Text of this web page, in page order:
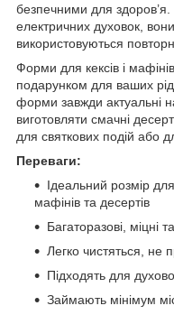
безпечними для
електричних духовок,
використовуються
Форми для кексів і
подарунком для ваших
форми завжди актуальні
виготовляти смачні
для святкових подій або
Переваги:
Ідеальний розмір
мафінів та десертів
Багаторазові, міцні
Легко чистяться, не
Підходять для
Займають мінімум